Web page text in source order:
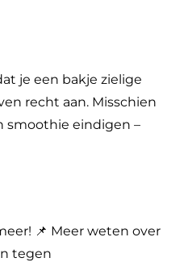
je een bakje zielige
recht aan. Misschien
smoothie eindigen –
📌 Meer weten over
tegen